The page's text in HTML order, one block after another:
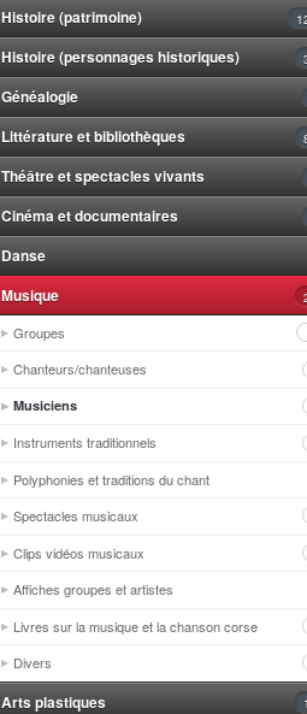
Histoire (patrimoine)
Histoire (personnages historiques)
Généalogie
Littérature et bibliothèques
Théâtre et spectacles vivants
Cinéma et documentaires
Danse
Musique
Groupes
Chanteurs/chanteuses
Musiciens
Instruments traditionnels
Polyphonies et traditions du chant
Spectacles musicaux
Clips vidéos musicaux
Affiches groupes et artistes
Livres sur la musique et la chanson corse
Divers
Arts plastiques